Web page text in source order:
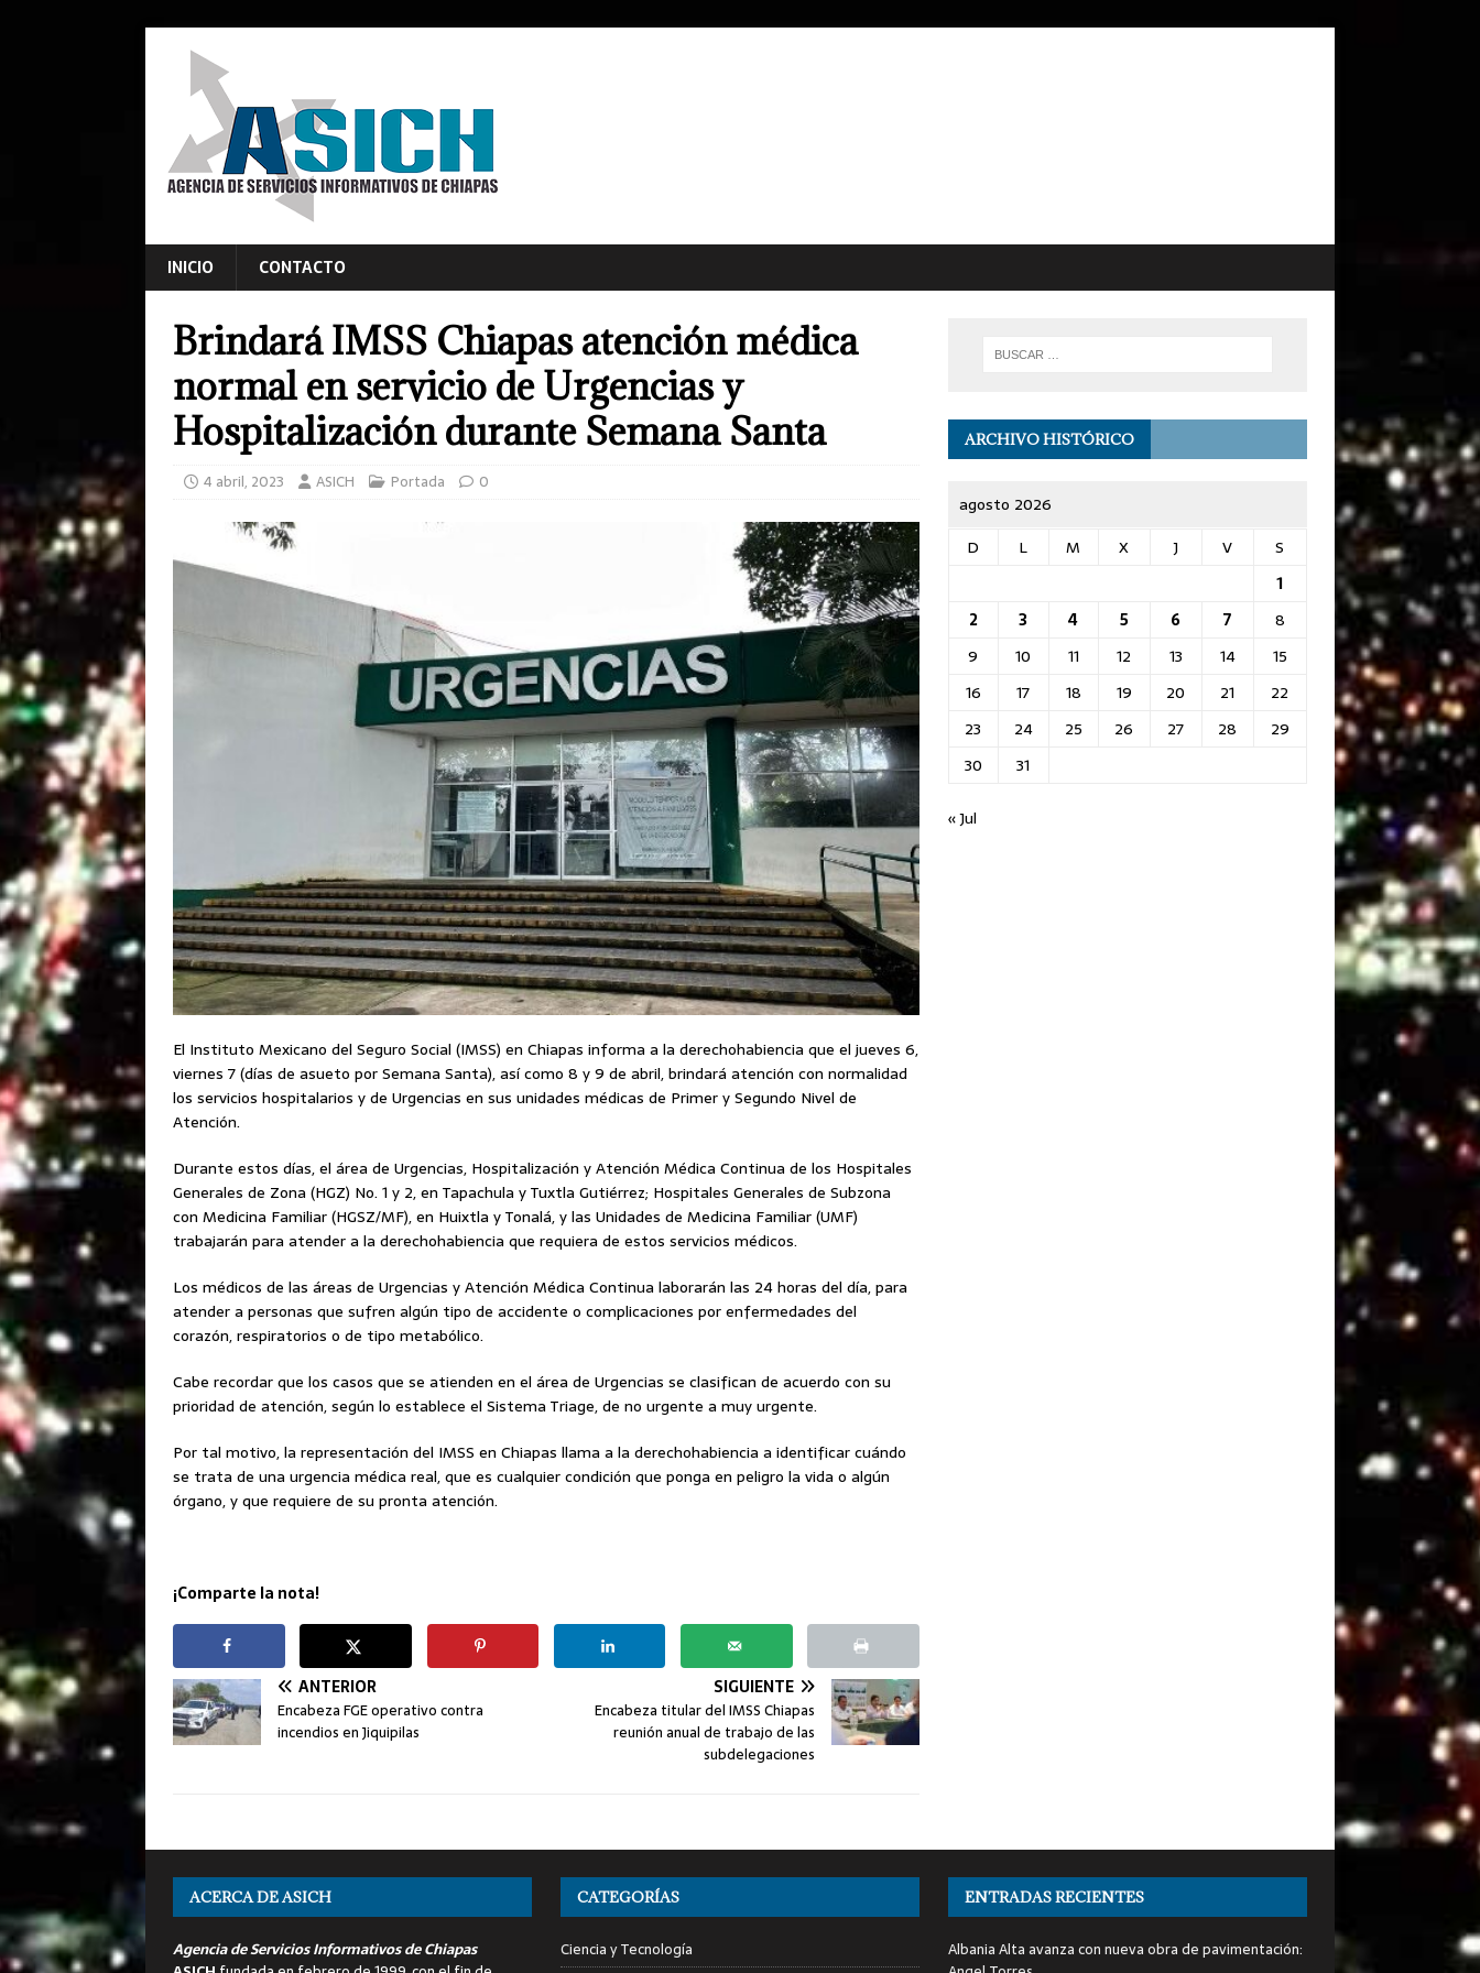
INICIO CONTACTO
Brindará IMSS Chiapas atención médica
normal en servicio de Urgencias y
Hospitalización durante Semana Santa
4 abril, 2023 ASICH Portada 0
El Instituto Mexicano del Seguro Social (IMSS) en Chiapas informa a la derechohabiencia que el jueves 6,
viernes 7 (días de asueto por Semana Santa), así como 8 y 9 de abril, brindará atención con normalidad
los servicios hospitalarios y de Urgencias en sus unidades médicas de Primer y Segundo Nivel de
Atención.
Durante estos días, el área de Urgencias, Hospitalización y Atención Médica Continua de los Hospitales
Generales de Zona (HGZ) No. 1 y 2, en Tapachula y Tuxtla Gutiérrez; Hospitales Generales de Subzona
con Medicina Familiar (HGSZ/MF), en Huixtla y Tonalá, y las Unidades de Medicina Familiar (UMF)
trabajarán para atender a la derechohabiencia que requiera de estos servicios médicos.
Los médicos de las áreas de Urgencias y Atención Médica Continua laborarán las 24 horas del día, para
atender a personas que sufren algún tipo de accidente o complicaciones por enfermedades del
corazón, respiratorios o de tipo metabólico.
Cabe recordar que los casos que se atienden en el área de Urgencias se clasifican de acuerdo con su
prioridad de atención, según lo establece el Sistema Triage, de no urgente a muy urgente.
Por tal motivo, la representación del IMSS en Chiapas llama a la derechohabiencia a identificar cuándo
se trata de una urgencia médica real, que es cualquier condición que ponga en peligro la vida o algún
órgano, y que requiere de su pronta atención.
¡Comparte la nota!
ANTERIOR
Encabeza FGE operativo contra
incendios en Jiquipilas
SIGUIENTE
Encabeza titular del IMSS Chiapas
reunión anual de trabajo de las
subdelegaciones
ARCHIVO HISTÓRICO
agosto 2026
D
L M X J V
S
1
2
3 4 5 6 7
8
9
10 11 12 13 14
15
16
17 18 19 20 21
22
23
24 25 26 27 28
29
30
31
« Jul
ACERCA DE ASICH
Agencia de Servicios Informativos de Chiapas
CATEGORÍAS
Ciencia y Tecnología
ENTRADAS RECIENTES
Albania Alta avanza con nueva obra de pavimentación: